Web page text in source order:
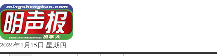
2026年1月15日 星期四